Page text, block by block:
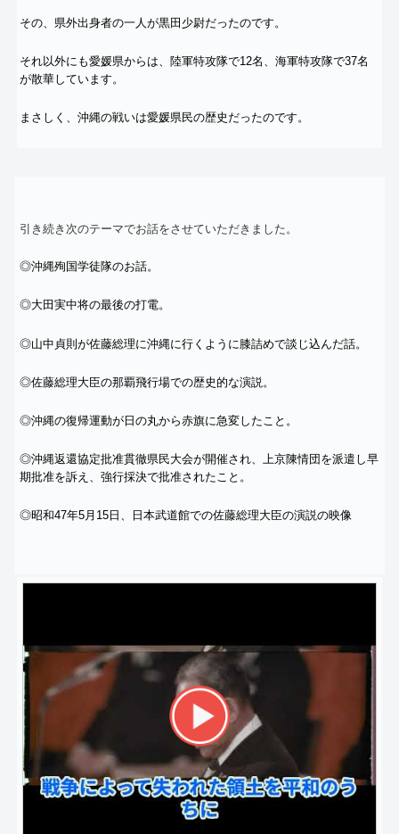
その、県外出身者の一人が黒田少尉だったのです。
それ以外にも愛媛県からは、陸軍特攻隊で12名、 海軍特攻隊で37名
が散華しています。
まさしく、沖縄の戦いは愛媛県民の歴史だったのです。
引き続き次のテーマでお話をさせていただきました。
◎沖縄殉国学徒隊のお話。
◎大田実中将の最後の打電。
◎山中貞則が佐藤総理に沖縄に行くように膝詰めで談じ込んだ話。
◎佐藤総理大臣の那覇飛行場での歴史的な演説。
◎沖縄の復帰運動が日の丸から赤旗に急変したこと。
◎沖縄返還協定批准貫徹県民大会が開催され、
上京陳情団を派遣し早
期批准を訴え、強行採決で批准されたこと。
◎昭和47年5月15日、 日本武道館での佐藤総理大臣の演説の映像